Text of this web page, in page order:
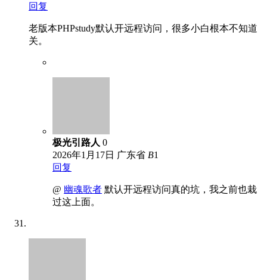
回复
老版本PHPstudy默认开远程访问，很多小白根本不知道
关。
极光引路人 0
2026年1月17日 广东省 B1
回复
@ 幽魂歌者 默认开远程访问真的坑，我之前也栽
过这上面。